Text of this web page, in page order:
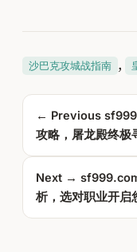
沙巴克攻城战指南 ,
← Previous
攻略，屠龙殿终极
Next →
析，选对职业开启